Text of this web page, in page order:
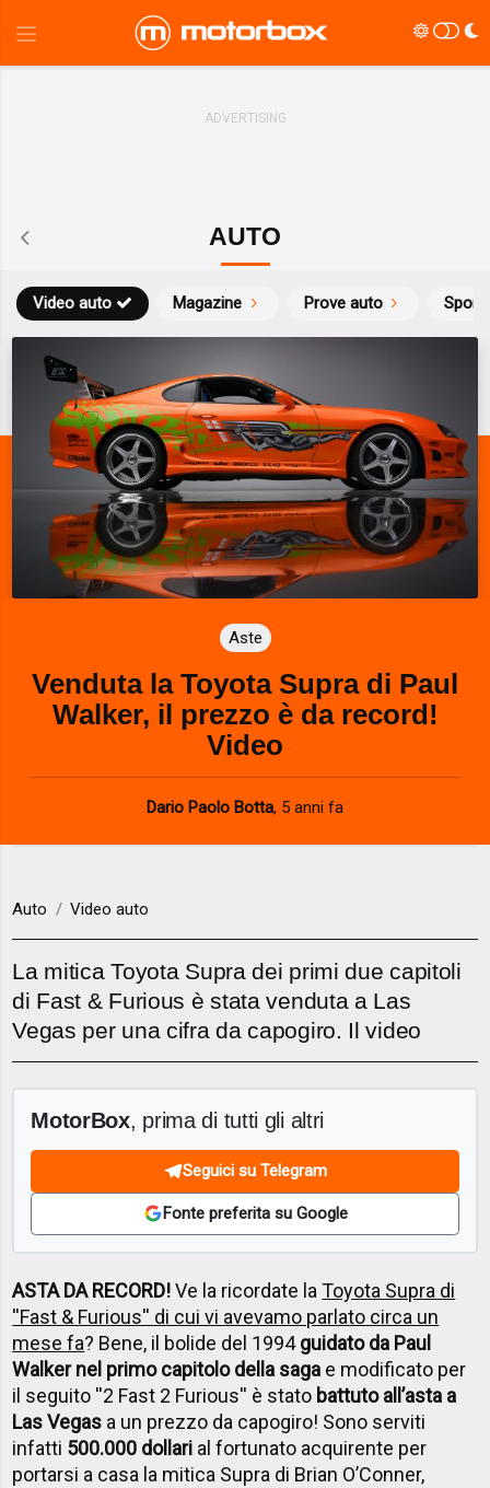
AUTO
Magazine Prove auto
Video auto Sport
Aste
Venduta la Toyota Supra di Paul
Walker, il prezzo è da record!
Video
Dario Paolo Botta, 5 anni fa
Auto Video auto
La mitica Toyota Supra dei primi due capitoli
di Fast & Furious è stata venduta a Las
Vegas per una cifra da capogiro. Il video
MotorBox, prima di tutti gli altri
Seguici su Telegram
Fonte preferita su Google
ASTA DA RECORD!Ve la ricordate laToyota Supra di
''Fast & Furious'' di cui vi avevamo parlato circa un
mese fa? Bene, il bolide del 1994guidato da Paul
Walker nel primo capitolo della saga e modificato per
il seguito ''2 Fast 2 Furious'' è stato battuto all’asta a
Las Vegas a un prezzo da capogiro! Sono serviti
infatti 500.000 dollari al fortunato acquirente per
portarsi a casa la mitica Supra di Brian O’Conner,